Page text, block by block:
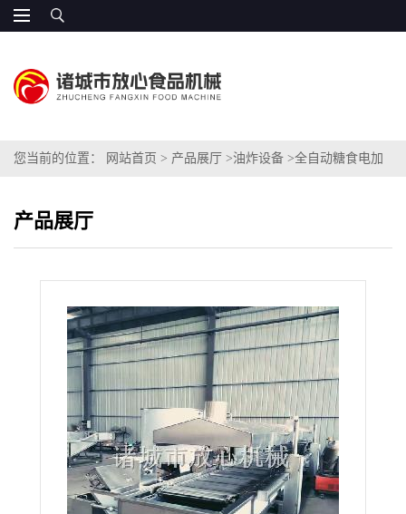
您当前的位置： 网站首页 > 产品展厅 >油炸设备 >全自动糖食电加
产品展厅